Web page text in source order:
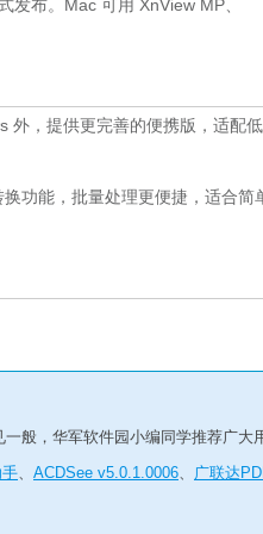
布。Mac 可用 XnView MP、
外，提供更完善的便携版，适配
功能，批量处理更便捷，适合简
般，华军软件园小编同学推荐广大
、 ACDSee v5.0.1.0006、 广联达